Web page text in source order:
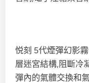
悦刻 5代煙彈幻影
層迷宮結構,阻斷冷
彈內的氣體交換和